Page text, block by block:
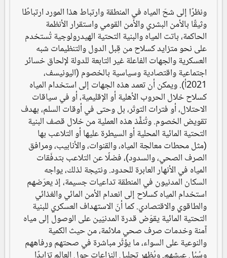
ونظرًا إلى شحّ المياه في المنطقة وارتباط هذا المورد ارتباطًا
وثيقًا بالأمن البشري والأمن القومي واستقرار الأنظمة
الحاكمة، باتت المياه والبنية التحتية الهيدرولوجية تُستخدم
على نحو متزايد كسلاح من قِبل الدول والتنظيمات شبه
العسكرية والجهات الفاعلة غير التابعة للدولة لإلحاق خسائر
اجتماعية واقتصادية وسياسية بالخصوم (اليونيسف،
2021أ). ويمكن أن تعمد هذه الجهات إلى استخدام المياه
كسلاح خلال الحروب الأهلية أو الإقليمية، أو في سياقات
الاحتلال، أو فترات التوتّر، بل وحتى في أوقات السلم، بهدف
تقويض الخصوم. وتُنفَّذ هذه العملية من خلال قصف البنية
التحتية المائية المحلية أو السيطرة عليها أو التلاعب بها
(مثل محطات معالجة المياه، والقنوات، والأنابيب، ومرافق
الصرف الصحي، والسدود)، فضلًا عن التلاعب بتدفّقات
المياه في الأنهار العابرة للحدود. ونتيجة لذلك، يواجه
السكان المدنيون في المنطقة تداعيات جسيمة، إذ يعرّضهم
استخدام المياه كسلاح إلى انعدام الأمن المائي والغذائي
والطاقوي والاقتصادي. كما أنّ الاستهداف العسكري للبنية
التحتية المائية يقوّض قدرة المدنيّين على الوصول إلى مياه
آمنة وخدمات صرف صحي ملائمة، من حيث الكمية
والنوعية على السواء، ما يؤثّر مباشرة في صحتهم ورفاههم